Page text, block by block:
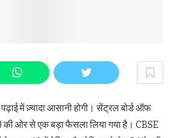
में ज़्यादा आसानी होगी। सेंट्रल बोर्ड ऑफ
ओर से एक बड़ा फैसला लिया गया है। CBSE